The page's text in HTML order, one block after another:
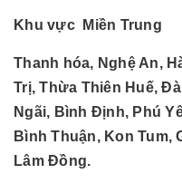
Khu vực Miền Trung
Thanh hóa, Nghệ An,
Trị, Thừa Thiên Huế,
Ngãi, Bình Định, Phú
Bình Thuận, Kon Tum,
Lâm Đồng.